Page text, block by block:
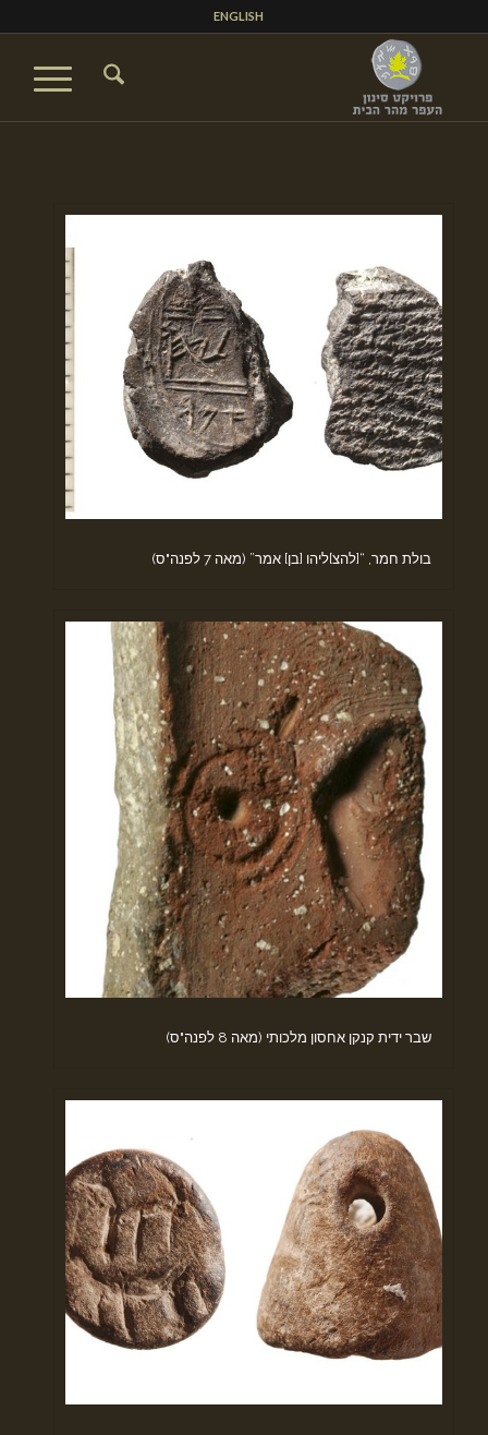
ENGLISH
בולת חמר, “[להצ]ליהו [בן] אמר” (מאה 7 לפנה"ס)
שבר ידית קנקן אחסון מלכותי (מאה 8 לפנה"ס)